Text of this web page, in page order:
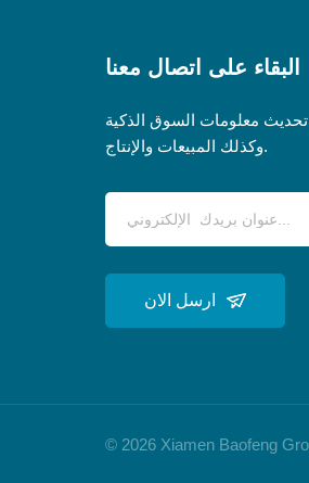
البقاء على اتصال معنا
تحديث معلومات السوق الذكية
وكذلك المبيعات والإنتاج.
ارسل الان